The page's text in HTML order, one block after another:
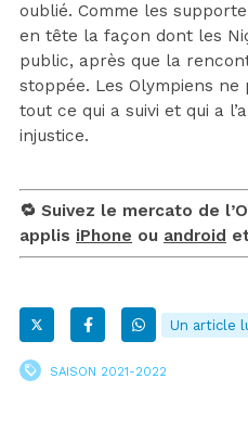
oublié. Comme les
en tête la façon dont les
public, après que la
stoppée. Les Olympiens ne
tout ce qui a suivi et qui a
injustice.
🔁 Suivez le mercato de
applis iPhone ou android
Un article
SAISON 2021-2022